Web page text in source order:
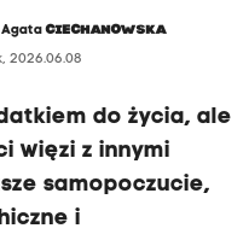
AgataCIECHANOWSKA
2026.06.08
do życia, ale
więzi z innymi
samopoczucie,
i